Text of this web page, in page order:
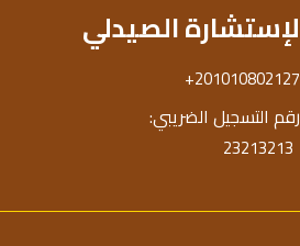
لإستشارة الصيدلي
+201010802127
رقم التسجيل الضريبي:
23213213